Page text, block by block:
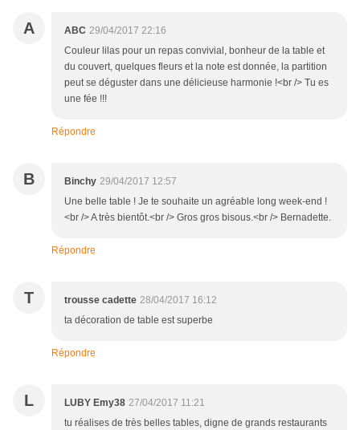
A ABC 29/04/2017 22:16
Couleur lilas pour un repas convivial, bonheur de la table et
du couvert, quelques fleurs et la note est donnée, la partition
peut se déguster dans une délicieuse harmonie !<br /> Tu es
une fée !!!
Répondre
B Binchy 29/04/2017 12:57
Une belle table ! Je te souhaite un agréable long week-end !
<br /> A très bientôt.<br /> Gros gros bisous.<br /> Bernadette.
Répondre
T trousse cadette 28/04/2017 16:12
ta décoration de table est superbe
Répondre
L LUBY Emy38 27/04/2017 11:21
tu réalises de très belles tables, digne de grands restaurants